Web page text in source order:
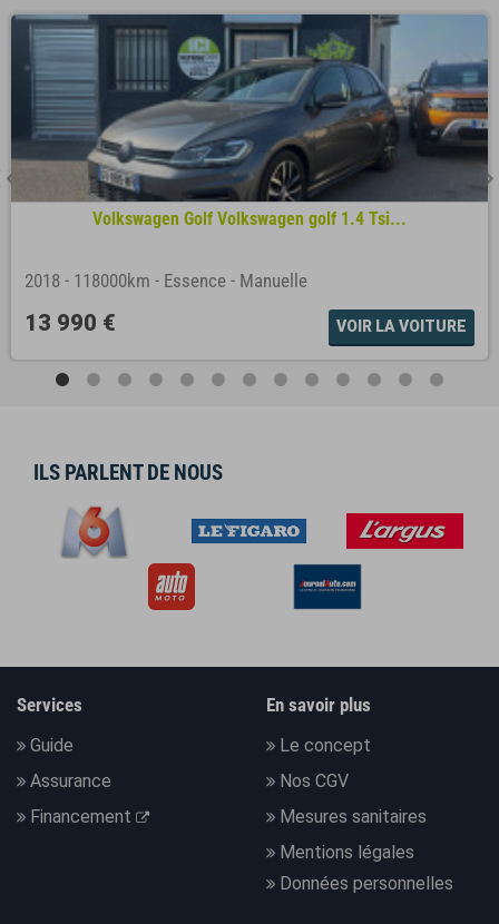
Volkswagen Golf Volkswagen golf 1.4 Tsi...
2018 - 118000km - Essence - Manuelle
13 990 € VOIR LA VOITURE
ILS PARLENT DE NOUS
Services
Guide
Assurance
Financement
En savoir plus
Le concept
Nos CGV
Mesures sanitaires
Mentions légales
Données personnelles